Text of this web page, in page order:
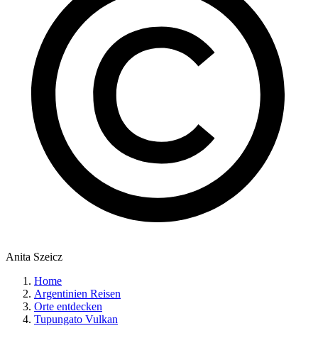
Anita Szeicz
Home
Argentinien Reisen
Orte entdecken
Tupungato Vulkan